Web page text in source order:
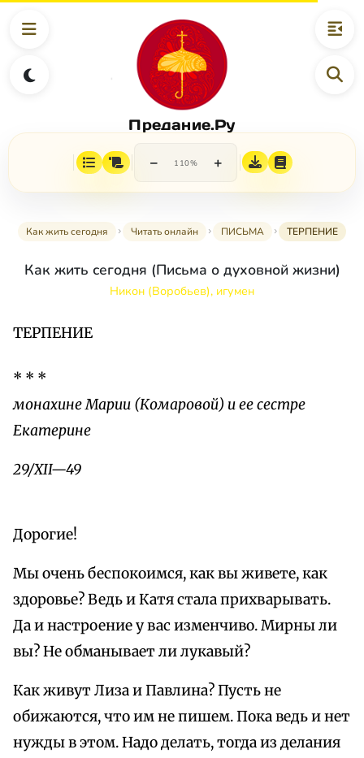
Предание.Ру
− 110% +
Как жить сегодня Читать онлайн ПИСЬМА ТЕРПЕНИЕ
Как жить сегодня (Письма о духовной жизни)
Никон (Воробьев), игумен
ТЕРПЕНИЕ
* * *
монахине Марии (Комаровой) и ее сестре
Екатерине
29/XII—49
Дорогие!
Мы очень беспокоимся, как вы живете, как
здоровье? Ведь и Катя стала прихварывать.
Да и настроение у вас изменчиво. Мирны ли
вы? Не обманывает ли лукавый?
Как живут Лиза и Павлина? Пусть не
обижаются, что им не пишем. Пока ведь и нет
нужды в этом. Надо делать, тогда из делания